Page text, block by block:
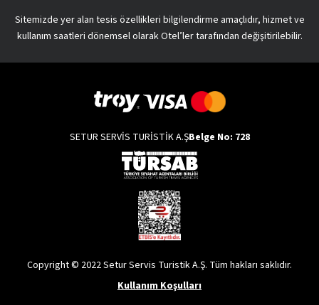
Sitemizde yer alan tesis özellikleri bilgilendirme amaçlıdır, hizmet ve
kullanım saatleri dönemsel olarak Otel’ler tarafından değişitirilebilir.
SETUR SERVİS TURİSTİK A.ŞBelge No: 728
Copyright © 2022 Setur Servis Turistik A.Ş. Tüm hakları saklıdır.
Kullanım Koşulları